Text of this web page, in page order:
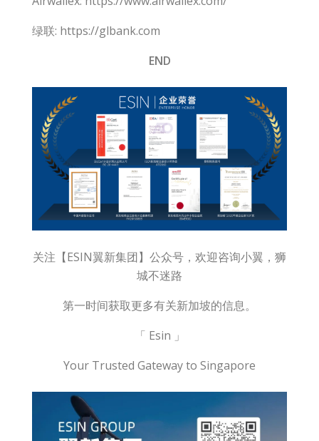
绿联: https://glbank.com
END
关注【ESIN翼新集团】公众号，欢迎咨询小翼，狮
城不迷路
第一时间获取更多有关新加坡的信息。
「 Esin 」
Your Trusted Gateway to Singapore